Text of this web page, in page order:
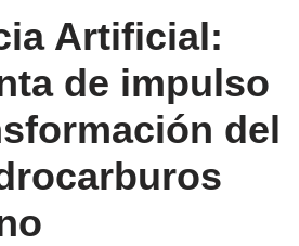
Artificial:
de impulso
del